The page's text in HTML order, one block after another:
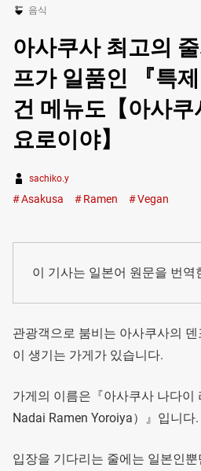
음식
아사쿠사 최고의
프가 일품인 『특
건 메뉴도【아사쿠
요로이야】
sachiko.y
Asakusa Ramen Vegan
이 기사는 일본어 원문을 번역
관광객으로 붐비는 아사쿠사의
이 생기는 가게가 있습니다.
가게의 이름은『아사쿠사 나다이
Nadai Ramen Yoroiya）』입니다.
입장을 기다리는 줄에는 일본인